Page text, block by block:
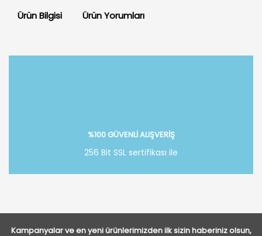
Ürün Bilgisi Ürün Yorumları
%100 GÜVENLİ ALIŞVERİŞ
256 Bit SSL sertifikası ile
Kampanyalar ve en yeni ürünlerimizden ilk sizin haberiniz olsun,